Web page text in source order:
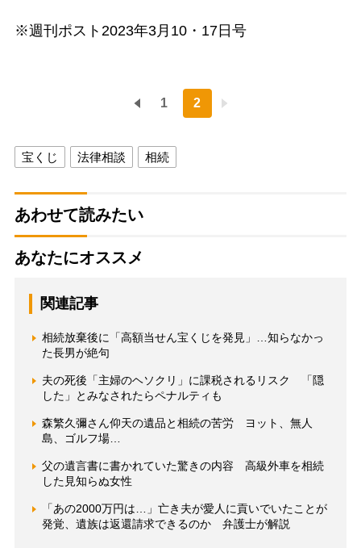
※週刊ポスト2023年3月10・17日号
1 2
宝くじ 法律相談 相続
あわせて読みたい
あなたにオススメ
関連記事
相続放棄後に「高額当せん宝くじを発見」…知らなかっ
た長男が絶句
夫の死後「主婦のヘソクリ」に課税されるリスク 「隠
した」とみなされたらペナルティも
森繁久彌さん仰天の遺品と相続の苦労 ヨット、無人
島、ゴルフ場…
父の遺言書に書かれていた驚きの内容 高級外車を相続
した見知らぬ女性
「あの2000万円は…」亡き夫が愛人に貢いでいたことが
発覚、遺族は返還請求できるのか 弁護士が解説